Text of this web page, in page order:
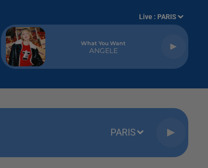
Live : PARIS
What You Want
ANGELE
PARIS